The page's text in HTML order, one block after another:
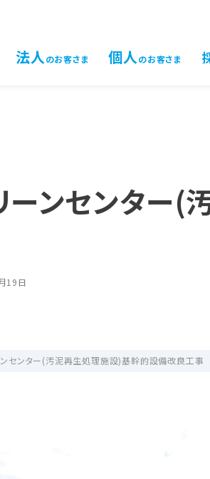
法人のお客さま 個人のお客さま
ーンセンター
19日
センター(汚泥再生処理施設)基幹的設備改良工事